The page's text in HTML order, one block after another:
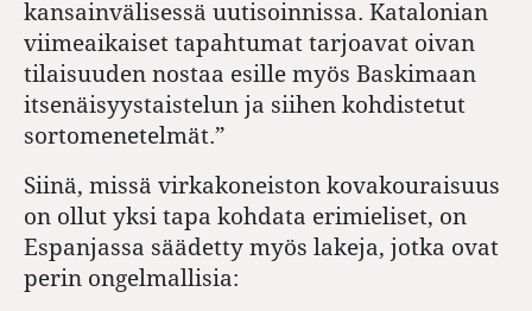
kansainvälisessä uutisoinnissa. Katalonian
viimeaikaiset tapahtumat tarjoavat oivan
tilaisuuden nostaa esille myös Baskimaan
itsenäisyystaistelun ja siihen kohdistetut
sortomenetelmät.”
Siinä, missä virkakoneiston kovakouraisuus
on ollut yksi tapa kohdata erimieliset, on
Espanjassa säädetty myös lakeja, jotka ovat
perin ongelmallisia: